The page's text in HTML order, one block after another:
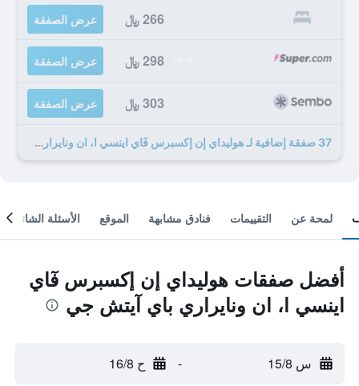
266 ﷼ عرض الصفقة
298 ﷼ عرض الصفقة
303 ﷼ عرض الصفقة
37 صفقة إضافية لـ هوليداي إن إكسبرس فٓاي اينسي ا، ان ونايراري باي آيتش جي
لمحة عن التقييمات فنادق مشابهة الموقع الأسئلة الشائعة
أفضل صفقات هوليداي إن إكسبرس فٓاي
اينسي ا، ان ونايراري باي آيتش جي
س 15/8 - ح 16/8